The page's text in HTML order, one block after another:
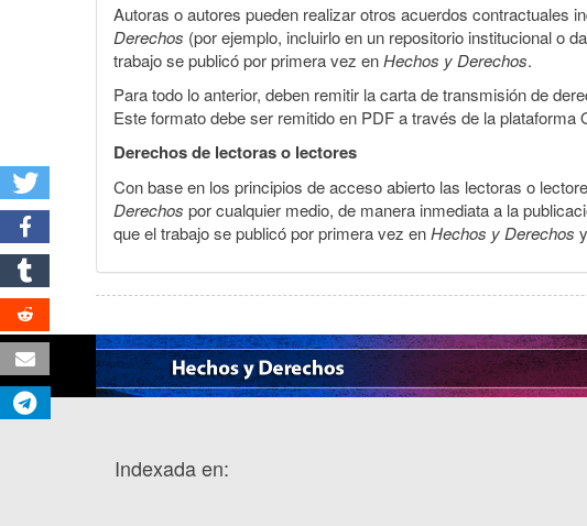
Autoras o autores pueden realizar otros acuerdos contractuales
Derechos (por ejemplo, incluirlo en un repositorio institucional o
trabajo se publicó por primera vez enHechos y Derechos.
Para todo lo anterior, deben remitir la carta de transmisión de
Este formato debe ser remitido en PDF a través de la plataforma
Derechos de lectoras o lectores
Con base en los principios de acceso abierto las lectoras o
Derechos por cualquier medio, de manera inmediata a la
que el trabajo se publicó por primera vez enHechos y Derechos
Indexada en: